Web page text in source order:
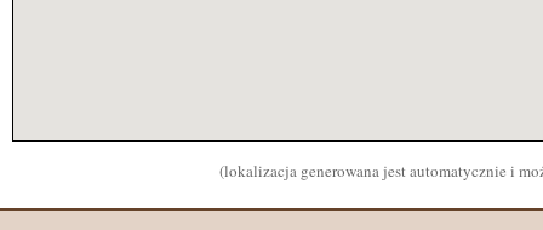
(lokalizacja generowana jest automatycznie i